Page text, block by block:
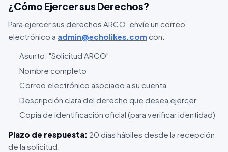
¿Cómo Ejercer sus Derechos?
Para ejercer sus derechos ARCO, envíe un correo
electrónico a admin@echolikes.com con:
Asunto: "Solicitud ARCO"
Nombre completo
Correo electrónico asociado a su cuenta
Descripción clara del derecho que desea ejercer
Copia de identificación oficial (para verificar identidad)
Plazo de respuesta: 20 días hábiles desde la recepción
de la solicitud.